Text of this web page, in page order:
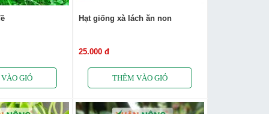
Hạt giống xà lách ăn non
25.000 đ